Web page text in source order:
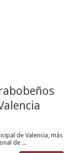
de Valencia, más
de ...